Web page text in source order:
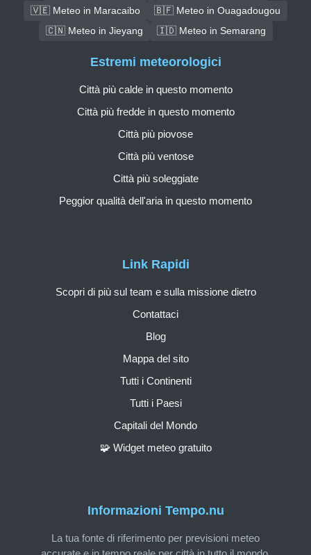
🇻🇪 Meteo in Maracaibo
🇧🇫 Meteo in Ouagadougou
🇨🇳 Meteo in Jieyang
🇮🇩 Meteo in Semarang
Informazioni Tempo.nu
La tua fonte di riferimento per previsioni meteo
Link Rapidi
Scopri di più sul team e sulla missione dietro
Contattaci
Blog
Mappa del sito
Tutti i Continenti
Tutti i Paesi
Capitali del Mondo
🧩 Widget meteo gratuito
Estremi meteorologici
Città più calde in questo momento
Città più fredde in questo momento
Città più piovose
Città più ventose
Città più soleggiate
Peggior qualità dell'aria in questo momento